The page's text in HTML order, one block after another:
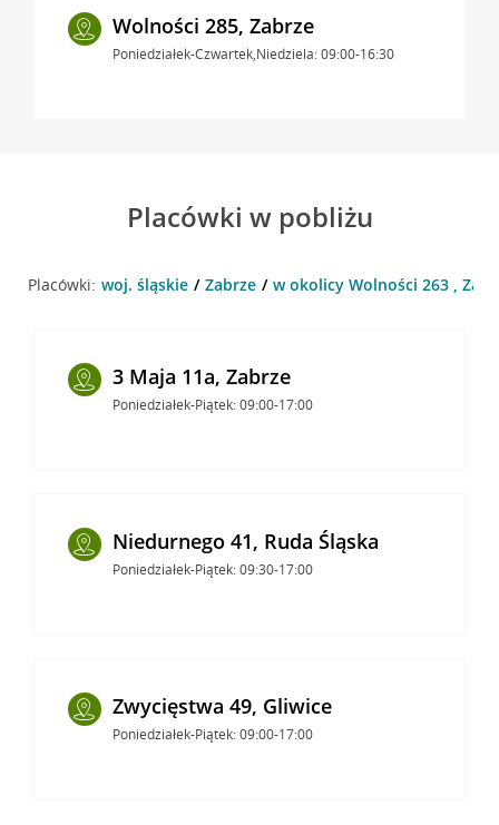
Wolności 285, Zabrze
Poniedziałek-Czwartek,Niedziela: 09:00-16:30
Placówki w pobliżu
Placówki: woj. śląskie Zabrze w okolicy Wolności 263 ,
3 Maja 11a, Zabrze
Poniedziałek-Piątek: 09:00-17:00
Niedurnego 41, Ruda Śląska
Poniedziałek-Piątek: 09:30-17:00
Zwycięstwa 49, Gliwice
Poniedziałek-Piątek: 09:00-17:00